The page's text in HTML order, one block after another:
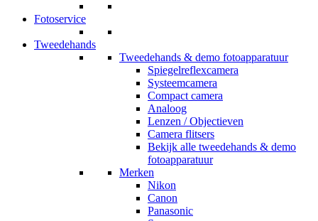
Fotoservice
Tweedehands
Tweedehands & demo fotoapparatuur
Spiegelreflexcamera
Systeemcamera
Compact camera
Analoog
Lenzen / Objectieven
Camera flitsers
Bekijk alle tweedehands & demo
fotoapparatuur
Merken
Nikon
Canon
Panasonic